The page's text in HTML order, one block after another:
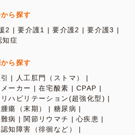
ら探す
2 要介護1 要介護2
要介護3
知症
ら探す
人工肛門（ストマ）
ーカー 在宅酸素
CPAP
リハビリテーション(超強化型)
瘍（末期）
糖尿病
病 関節リウマチ
心疾患
認知障害（徘徊など）